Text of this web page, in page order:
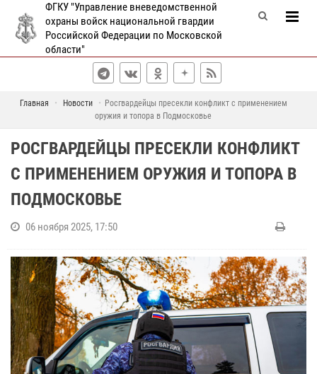
ФГКУ "Управление вневедомственной
охраны войск национальной гвардии
Российской Федерации по Московской
области"
Главная Новости
Росгвардейцы пресекли конфликт с применением
оружия и топора в Подмосковье
РОСГВАРДЕЙЦЫ ПРЕСЕКЛИ КОНФЛИКТ
С ПРИМЕНЕНИЕМ ОРУЖИЯ И ТОПОРА В
ПОДМОСКОВЬЕ
06 ноября 2025, 17:50